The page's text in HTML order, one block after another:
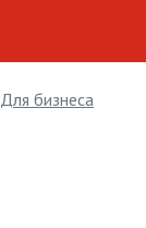
Для бизнеса